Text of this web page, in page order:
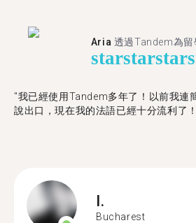
Aria 透過Tandem為留
starstarstar
"我已經使用Tandem多年了！以前我連
說出口，現在我的法語已經十分流利了
I.
Bucharest